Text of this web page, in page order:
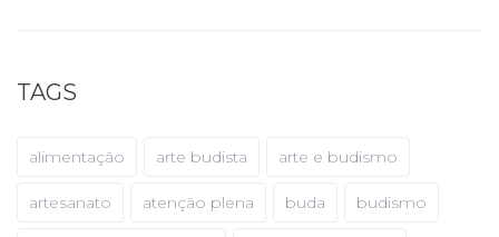
TAGS
alimentação arte budista arte e budismo
artesanato atenção plena buda budismo